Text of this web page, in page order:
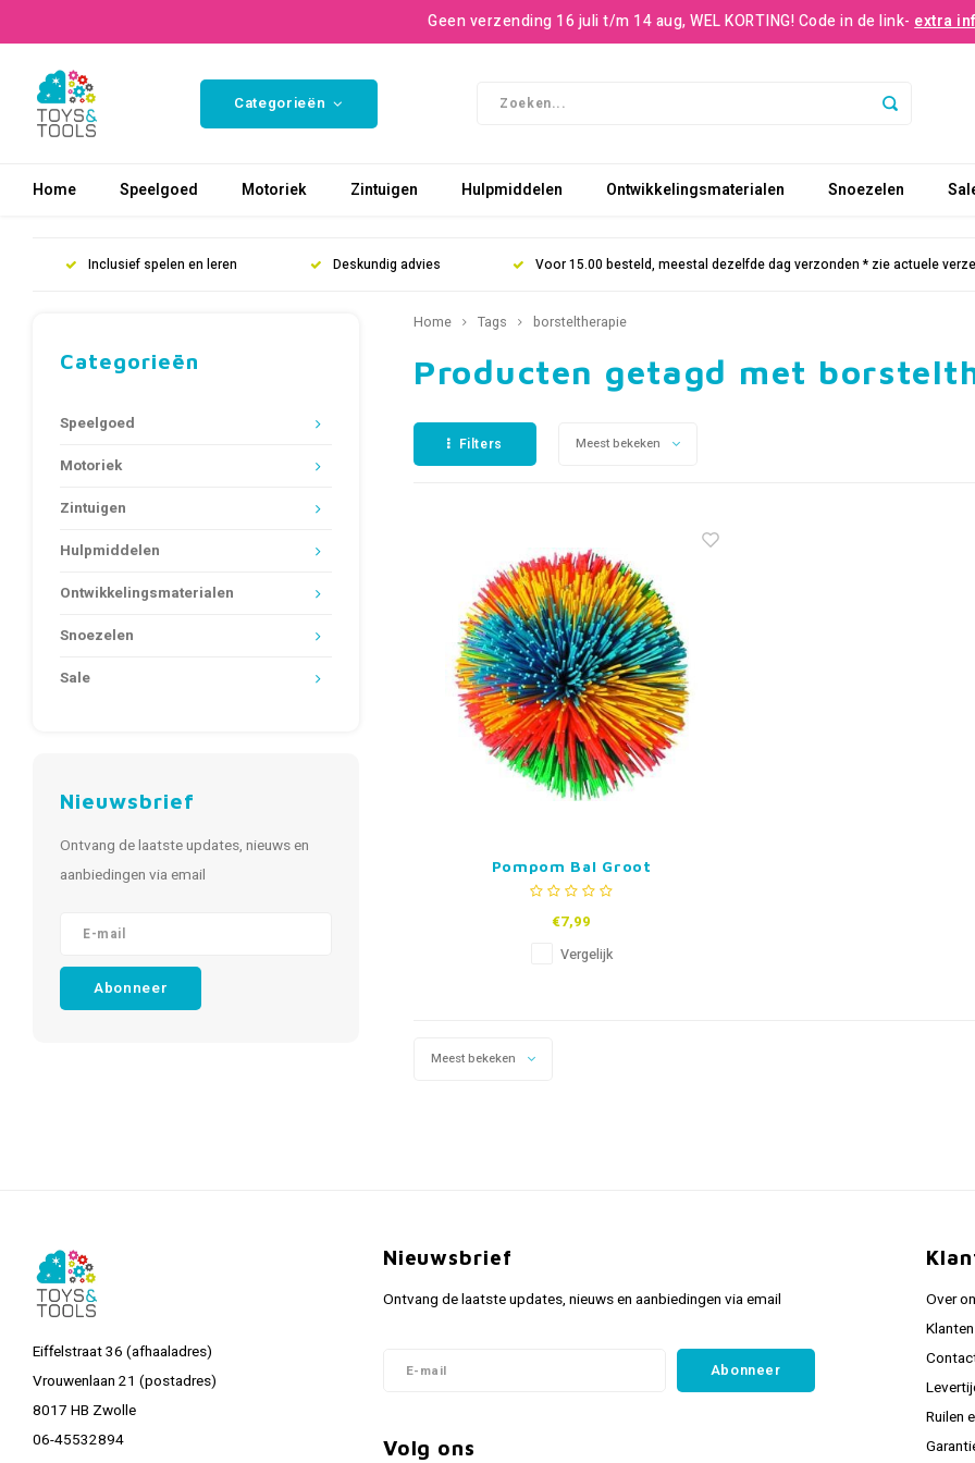
Geen verzending 16 juli t/m 14 aug, WEL KORTING! Code in de link- extra
Categorieën
Home Speelgoed Motoriek Zintuigen Hulpmiddelen Ontwikkelingsmaterialen Snoezelen
Inclusief spelen en leren Deskundig advies Voor 15.00 besteld, meestal dezelfde dag verzonden * zie actuele
Categorieën
Speelgoed
Motoriek
Zintuigen
Hulpmiddelen
Ontwikkelingsmaterialen
Snoezelen
Sale
Nieuwsbrief
Ontvang de laatste updates, nieuws en
aanbiedingen via email
Abonneer
Home Tags borsteltherapie
Producten getagd met
Filters Meest bekeken
Pompom Bal Groot
€7,99
Vergelijk
Meest bekeken
Eiffelstraat 36 (afhaaladres)
Vrouwenlaan 21 (postadres)
8017 HB Zwolle
06-45532894
Nieuwsbrief
Ontvang de laatste updates, nieuws en aanbiedingen via email
Abonneer
Volg ons
Over
Ruilen